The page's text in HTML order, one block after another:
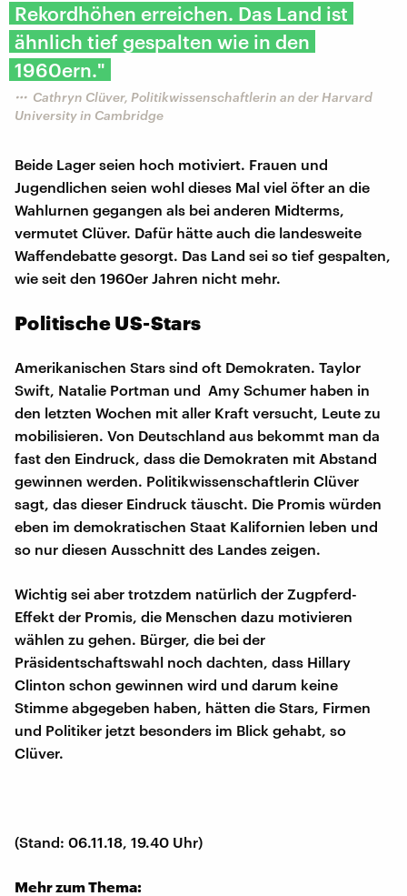
Rekordhöhen erreichen. Das Land ist
ähnlich tief gespalten wie in den
1960ern."
Cathryn Clüver, Politikwissenschaftlerin an der Harvard
University in Cambridge
Beide Lager seien hoch motiviert. Frauen und
Jugendlichen seien wohl dieses Mal viel öfter an die
Wahlurnen gegangen als bei anderen Midterms,
vermutet Clüver. Dafür hätte auch die landesweite
Waffendebatte gesorgt. Das Land sei so tief gespalten,
wie seit den 1960er Jahren nicht mehr.
Politische US-Stars
Amerikanischen Stars sind oft Demokraten. Taylor
Swift, Natalie Portman und Amy Schumer haben in
den letzten Wochen mit aller Kraft versucht, Leute zu
mobilisieren. Von Deutschland aus bekommt man da
fast den Eindruck, dass die Demokraten mit Abstand
gewinnen werden. Politikwissenschaftlerin Clüver
sagt, das dieser Eindruck täuscht. Die Promis würden
eben im demokratischen Staat Kalifornien leben und
so nur diesen Ausschnitt des Landes zeigen.
Wichtig sei aber trotzdem natürlich der Zugpferd-
Effekt der Promis, die Menschen dazu motivieren
wählen zu gehen. Bürger, die bei der
Präsidentschaftswahl noch dachten, dass Hillary
Clinton schon gewinnen wird und darum keine
Stimme abgegeben haben, hätten die Stars, Firmen
und Politiker jetzt besonders im Blick gehabt, so
Clüver.
(Stand: 06.11.18, 19.40 Uhr)
Mehr zum Thema: